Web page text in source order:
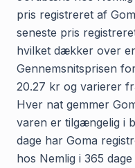
pris registreret af
seneste pris
hvilket dækker over
Gennemsnitsprisen
20.27 kr og varierer
Hver nat gemmer
varen er tilgængelig i
dage har Goma
hos Nemlig i 365